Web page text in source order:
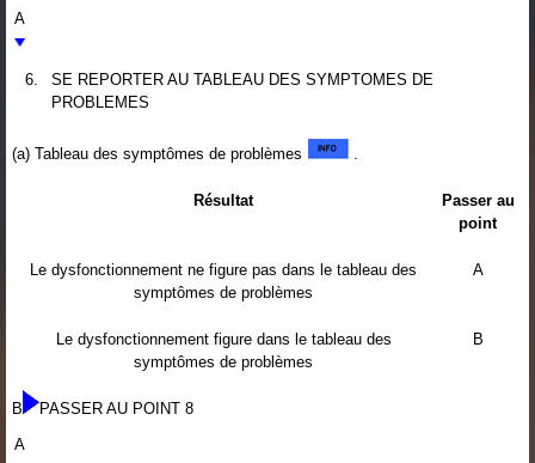
A
6.
SE REPORTER AU TABLEAU DES SYMPTOMES DE
PROBLEMES
(a) Tableau des symptômes de problèmes
Résultat
Passer au
point
Le dysfonctionnement ne figure pas dans le tableau des
symptômes de problèmes
A
Le dysfonctionnement figure dans le tableau des
symptômes de problèmes
B
B
PASSER AU POINT 8
A